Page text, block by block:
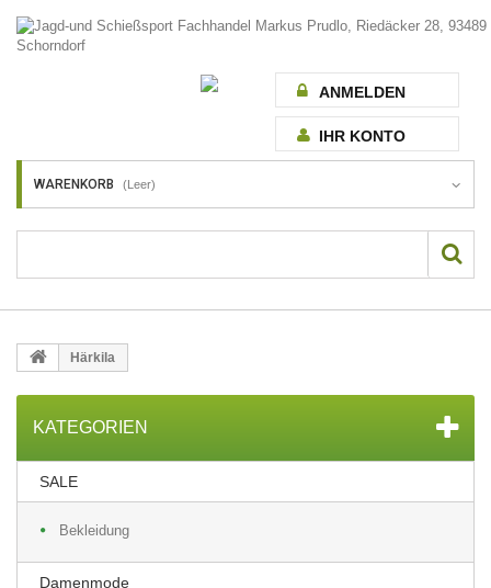
ANMELDEN
IHR KONTO
WARENKORB (Leer)
Härkila
KATEGORIEN
SALE
Bekleidung
Damenmode